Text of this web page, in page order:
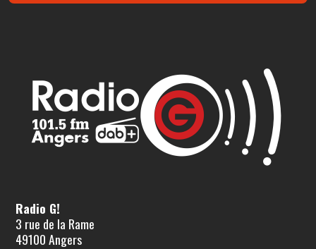
Radio G!
3 rue de la Rame
49100 Angers